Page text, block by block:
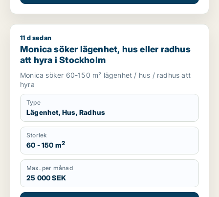
Monica söker lägenhet, hus eller radhus att hyra i Stockholm
11 d sedan
Monica söker lägenhet, hus eller radhus
att hyra i Stockholm
Monica söker 60-150 m² lägenhet / hus / radhus att
hyra
Type
Lägenhet, Hus, Radhus
Storlek
60 - 150 m2
Max. per månad
25 000 SEK